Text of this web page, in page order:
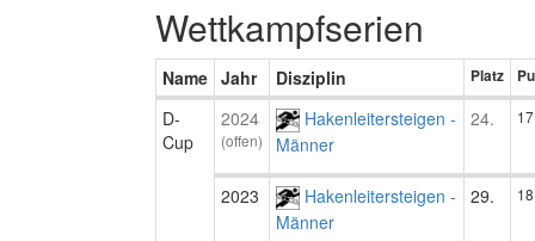
Wettkampfserien
Name Jahr Disziplin Platz
D-
Cup
2024
(offen)
Hakenleitersteigen -
Männer
24. 17
2023
Hakenleitersteigen -
Männer
29. 18